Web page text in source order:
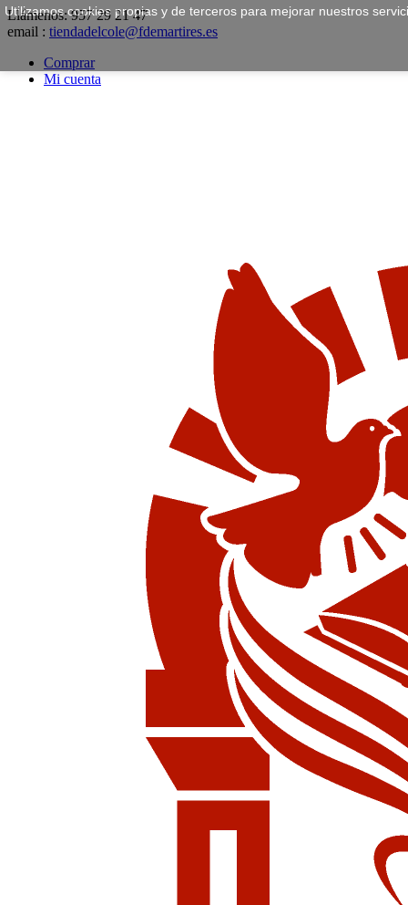
Utilizamos cookies propias y de terceros para mejorar nuestros
Llámenos:957 29 21 47
email : tiendadelcole@fdemartires.es
Comprar
Mi cuenta